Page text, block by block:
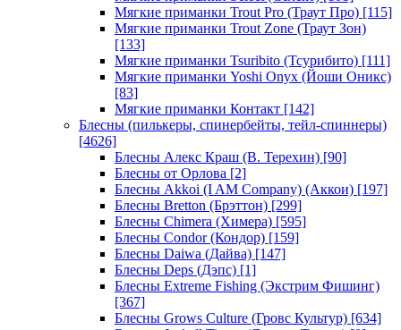
Мягкие приманки Trout Pro (Траут Про) [115]
Мягкие приманки Trout Zone (Траут Зон)
[133]
Мягкие приманки Tsuribito (Тсурибито) [111]
Мягкие приманки Yoshi Onyx (Йоши Оникс)
[83]
Мягкие приманки Контакт [142]
Блесны (пилькеры, спинербейты, тейл-спиннеры)
[4626]
Блесны Алекс Краш (В. Терехин) [90]
Блесны от Орлова [2]
Блесны Akkoi (I AM Company) (Аккои) [197]
Блесны Bretton (Брэттон) [299]
Блесны Chimera (Химера) [595]
Блесны Condor (Кондор) [159]
Блесны Daiwa (Дайва) [147]
Блесны Deps (Дэпс) [1]
Блесны Extreme Fishing (Экстрим Фишинг)
[367]
Блесны Grows Culture (Гровс Культур) [634]